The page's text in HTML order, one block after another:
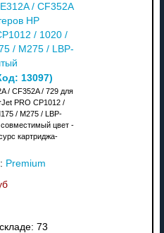
/ CF352A
HP
/ 1020 /
/ M275 / LBP-
13097)
/ CF352A / 729 для
PRO CP1012 /
/ M275 / LBP-
цвет -
картриджа-
Premium
73